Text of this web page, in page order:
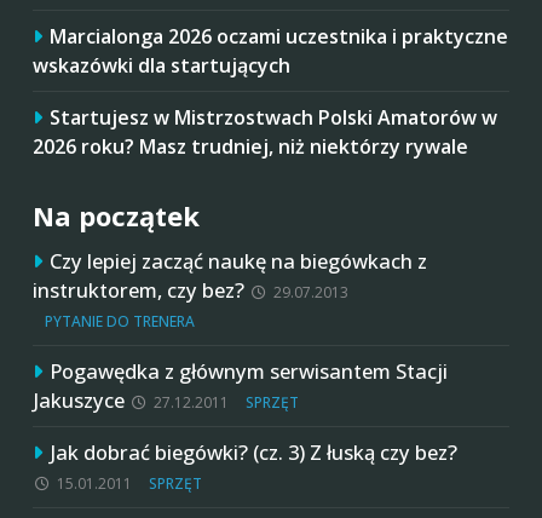
Marcialonga 2026 oczami uczestnika i praktyczne
wskazówki dla startujących
Startujesz w Mistrzostwach Polski Amatorów w
2026 roku? Masz trudniej, niż niektórzy rywale
Na początek
Czy lepiej zacząć naukę na biegówkach z
instruktorem, czy bez?
29.07.2013
PYTANIE DO TRENERA
Pogawędka z głównym serwisantem Stacji
Jakuszyce
27.12.2011 SPRZĘT
Jak dobrać biegówki? (cz. 3) Z łuską czy bez?
15.01.2011 SPRZĘT